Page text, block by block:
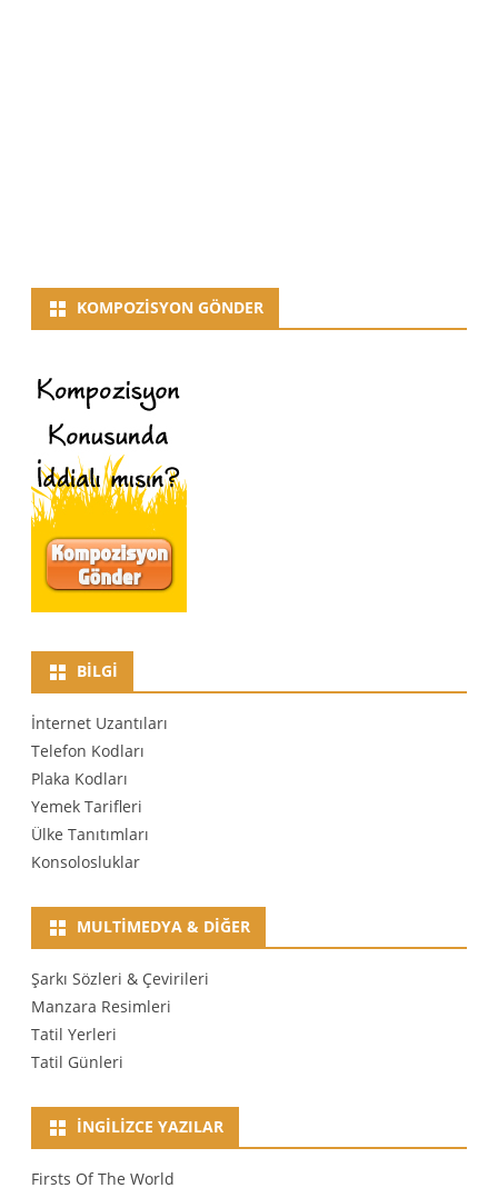
KOMPOZISYON GÖNDER
BILGI
İnternet Uzantıları
Telefon Kodları
Plaka Kodları
Yemek Tarifleri
Ülke Tanıtımları
Konsolosluklar
MULTIMEDYA & DIĞER
Şarkı Sözleri & Çevirileri
Manzara Resimleri
Tatil Yerleri
Tatil Günleri
İNGILIZCE YAZILAR
Firsts Of The World